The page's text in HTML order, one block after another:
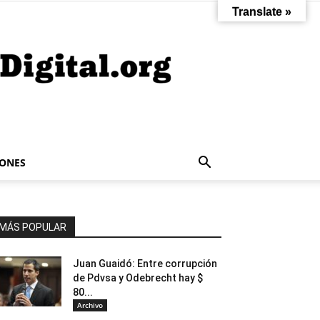
MÁS POPULAR
Juan Guaidó: Entre corrupción
de Pdvsa y Odebrecht hay $
80...
Archivo
Translate »